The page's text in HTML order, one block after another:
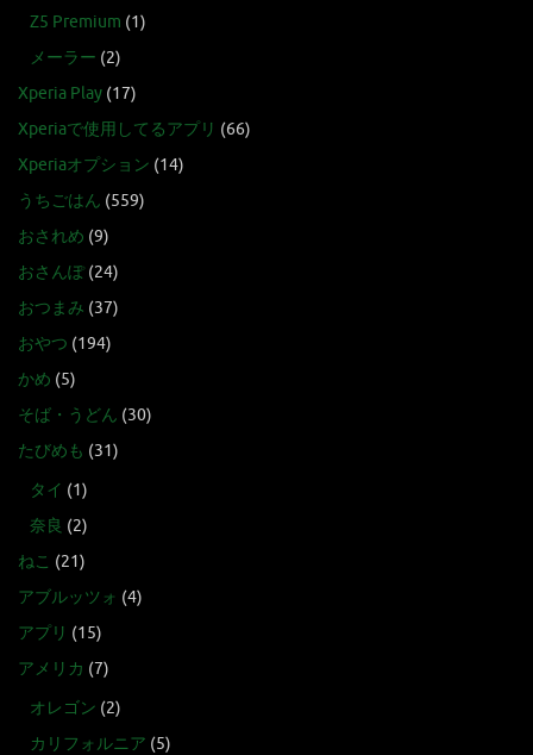
Z5 Premium (1)
メーラー (2)
Xperia Play (17)
Xperiaで使用してるアプリ (66)
Xperiaオプション (14)
うちごはん (559)
おされめ (9)
おさんぽ(24)
おつまみ (37)
おやつ (194)
かめ (5)
そば・うどん (30)
たびめも (31)
タイ (1)
奈良 (2)
ねこ (21)
アブルッツォ (4)
アプリ (15)
アメリカ (7)
オレゴン (2)
カリフォルニア (5)